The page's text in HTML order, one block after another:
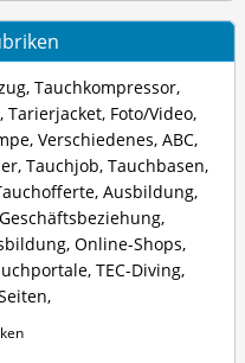
, Tauchkompressor,
, Tarierjacket, Foto/Video,
, Verschiedenes, ABC,
, Tauchjob, Tauchbasen,
, Ausbildung,
Geschäftsbeziehung,
, Online-Shops,
, TEC-Diving,
,